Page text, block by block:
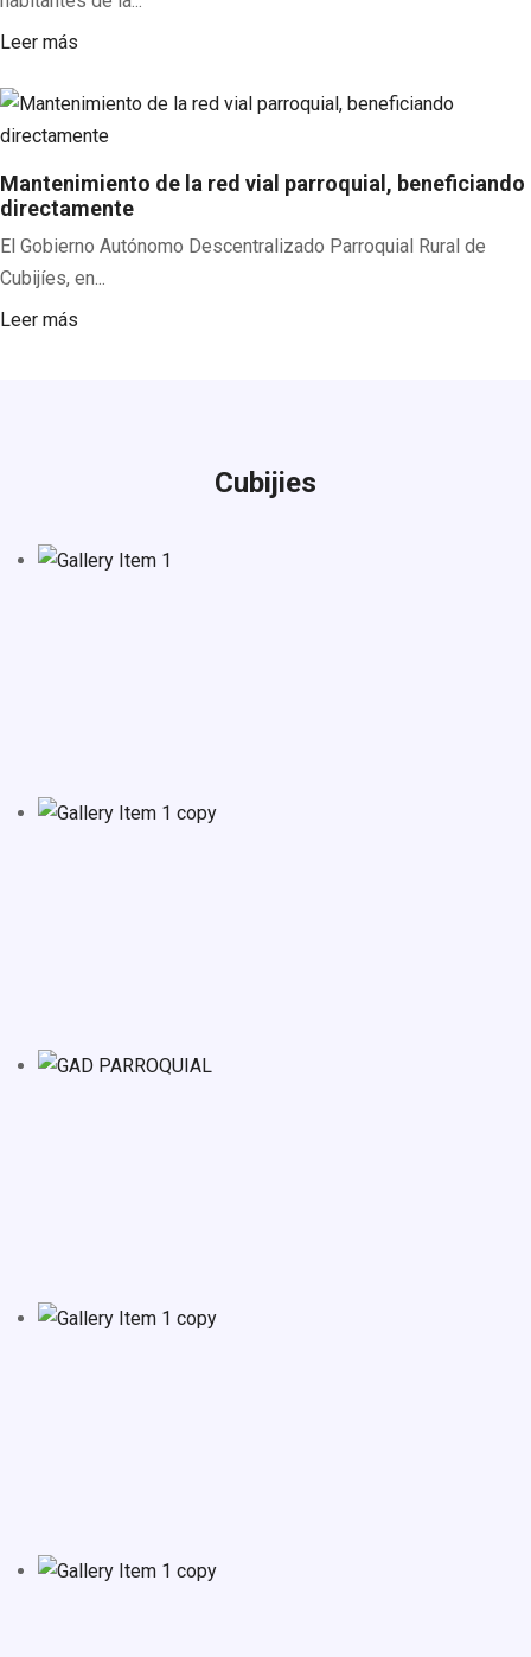
Leer más
Mantenimiento de la red vial parroquial, beneficiando
directamente
El Gobierno Autónomo Descentralizado Parroquial Rural de
Cubijíes, en...
Leer más
Cubijies